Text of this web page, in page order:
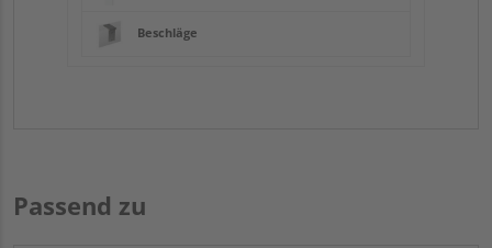
Beschläge
Passend zu